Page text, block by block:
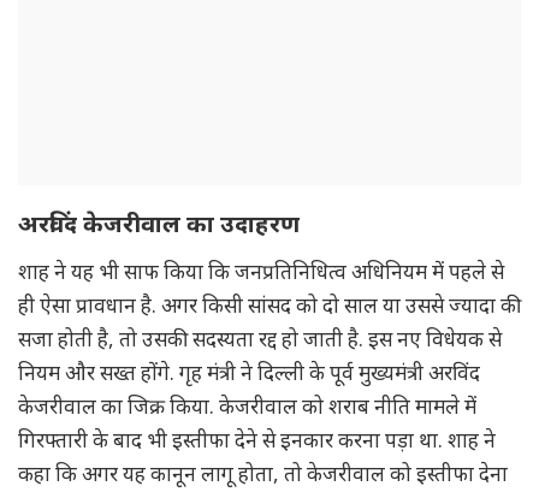
अरविंद केजरीवाल का उदाहरण
शाह ने यह भी साफ किया कि जनप्रतिनिधित्व अधिनियम में पहले से
ही ऐसा प्रावधान है. अगर किसी सांसद को दो साल या उससे ज्यादा की
सजा होती है, तो उसकी सदस्यता रद्द हो जाती है. इस नए विधेयक से
नियम और सख्त होंगे. गृह मंत्री ने दिल्ली के पूर्व मुख्यमंत्री अरविंद
केजरीवाल का जिक्र किया. केजरीवाल को शराब नीति मामले में
गिरफ्तारी के बाद भी इस्तीफा देने से इनकार करना पड़ा था. शाह ने
कहा कि अगर यह कानून लागू होता, तो केजरीवाल को इस्तीफा देना